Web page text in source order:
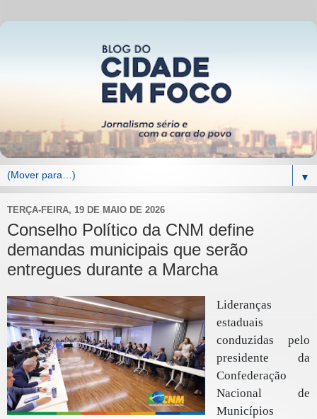
▼
TERÇA-FEIRA, 19 DE MAIO DE 2026
Conselho Político da CNM define
demandas municipais que serão
entregues durante a Marcha
Lideranças
estaduais
conduzidas pelo
presidente da
Confederação
Nacional de
Municípios